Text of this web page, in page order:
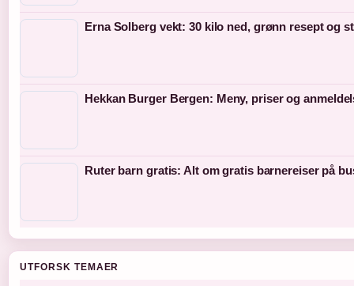
Erna Solberg vekt: 30 kilo ned, grønn resept og
Hekkan Burger Bergen: Meny, priser og
Ruter barn gratis: Alt om gratis barnereiser på
UTFORSK TEMAER